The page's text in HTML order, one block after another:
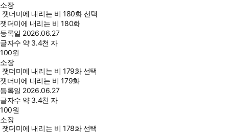
소장
잿더미에 내리는 비 180화 선택
잿더미에 내리는 비 180화
등록일 2026.06.27
글자수 약 3.4천 자
100원
소장
잿더미에 내리는 비 179화 선택
잿더미에 내리는 비 179화
등록일 2026.06.27
글자수 약 3.4천 자
100원
소장
잿더미에 내리는 비 178화 선택